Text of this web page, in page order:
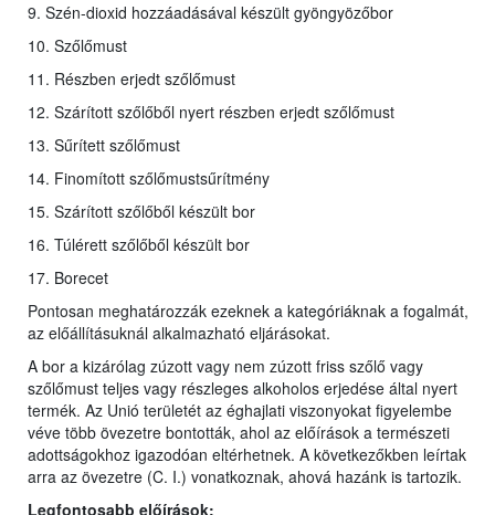
9. Szén-dioxid hozzáadásával készült gyöngyözőbor
10. Szőlőmust
11. Részben erjedt szőlőmust
12. Szárított szőlőből nyert részben erjedt szőlőmust
13. Sűrített szőlőmust
14. Finomított szőlőmustsűrítmény
15. Szárított szőlőből készült bor
16. Túlérett szőlőből készült bor
17. Borecet
Pontosan meghatározzák ezeknek a kategóriáknak a fogalmát,
az előállításuknál alkalmazható eljárásokat.
A bor a kizárólag zúzott vagy nem zúzott friss szőlő vagy
szőlőmust teljes vagy részleges alkoholos erjedése által nyert
termék. Az Unió területét az éghajlati viszonyokat figyelembe
véve több övezetre bontották, ahol az előírások a természeti
adottságokhoz igazodóan eltérhetnek. A következőkben leírtak
arra az övezetre (C. I.) vonatkoznak, ahová hazánk is tartozik.
Legfontosabb előírások: